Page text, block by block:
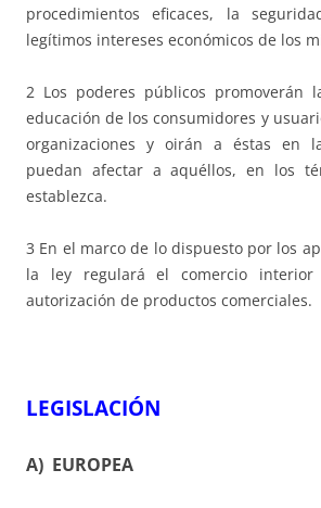
procedimientos eficaces, la
legítimos intereses económicos de los
2 Los poderes públicos promoverán
educación de los consumidores y
organizaciones y oirán a éstas en
puedan afectar a aquéllos, en los
establezca.
3 En el marco de lo dispuesto por los
la ley regulará el comercio
autorización de productos comerciales.
LEGISLACIÓN
A) EUROPEA